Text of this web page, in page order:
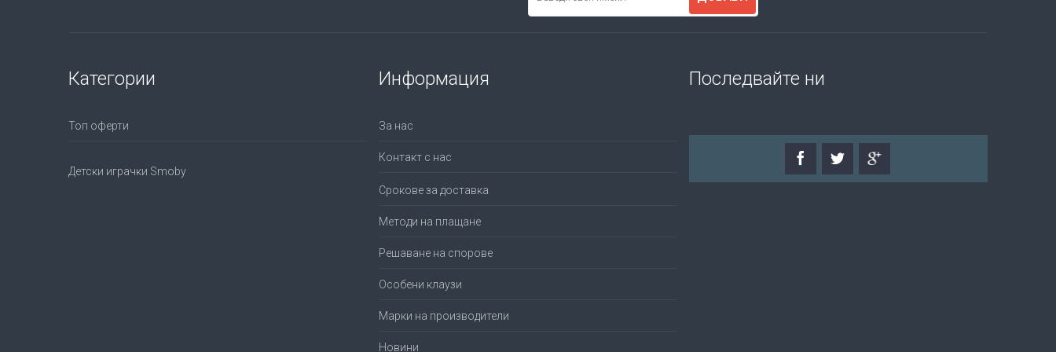
Категории
Топ оферти
Детски играчки Smoby
Информация
За нас
Контакт с нас
Срокове за доставка
Методи на плащане
Решаване на спорове
Особени клаузи
Марки на производители
Новини
Последвайте ни